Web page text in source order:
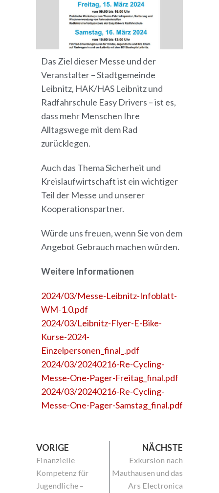
Das Ziel dieser Messe und der
Veranstalter – Stadtgemeinde
Leibnitz, HAK/HAS Leibnitz und
Radfahrschule Easy Drivers – ist es,
dass mehr Menschen Ihre
Alltagswege mit dem Rad
zurücklegen.
Auch das Thema Sicherheit und
Kreislaufwirtschaft ist ein wichtiger
Teil der Messe und unserer
Kooperationspartner.
Würde uns freuen, wenn Sie von dem
Angebot Gebrauch machen würden.
Weitere Informationen
2024/03/Messe-Leibnitz-Infoblatt-
WM-1.0.pdf
2024/03/Leibnitz-Flyer-E-Bike-
Kurse-2024-
Einzelpersonen_final_.pdf
2024/03/20240216-Re-Cycling-
Messe-One-Pager-Freitag_final.pdf
2024/03/20240216-Re-Cycling-
Messe-One-Pager-Samstag_final.pdf
VORIGE
Finanzielle
Kompetenz für
Jugendliche –
NÄCHSTE
Exkursion nach
Mauthausen und das
Ars Electronica